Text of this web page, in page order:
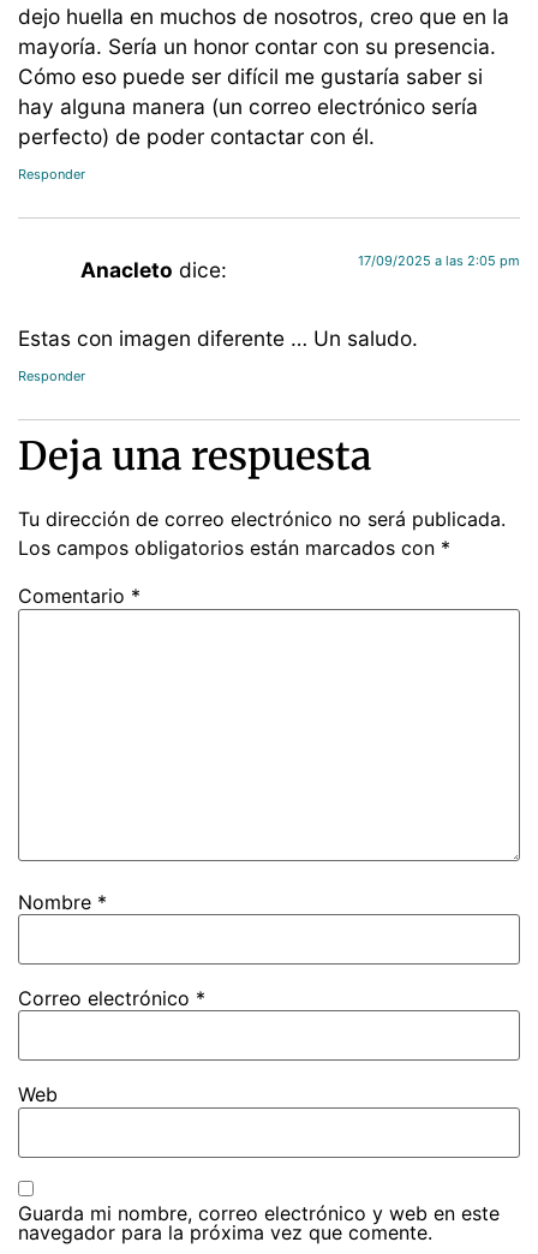
dejo huella en muchos de nosotros, creo que en la
mayoría. Sería un honor contar con su presencia.
Cómo eso puede ser difícil me gustaría saber si
hay alguna manera (un correo electrónico sería
perfecto) de poder contactar con él.
Responder
Anacleto dice: 17/09/2025 a las 2:05 pm
Estas con imagen diferente … Un saludo.
Responder
Deja una respuesta
Tu dirección de correo electrónico no será publicada.
Los campos obligatorios están marcados con *
Comentario *
Nombre *
Correo electrónico *
Web
Guarda mi nombre, correo electrónico y web en este
navegador para la próxima vez que comente.